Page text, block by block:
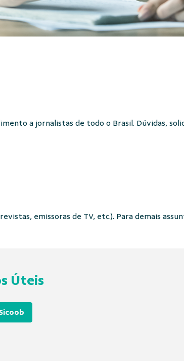
a jornalistas de todo o Brasil. Dúvidas,
emissoras de TV, etc.). Para demais
Úteis